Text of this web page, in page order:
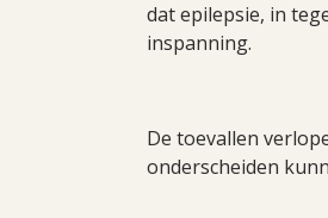
dat epilepsie, in
inspanning.
De toevallen
onderscheiden